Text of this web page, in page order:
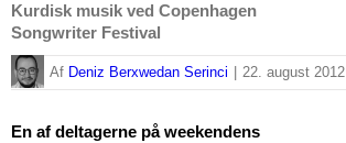
Kurdisk musik ved Copenhagen
Songwriter Festival
By Deniz Berxwedan Serinci 22. august 2012
En af deltagerne på weekendens